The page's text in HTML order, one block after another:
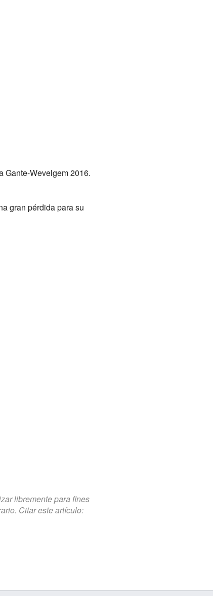
Gante-Wevelgem 2016.
gran pérdida para su
libremente para fines
Citar este artículo: